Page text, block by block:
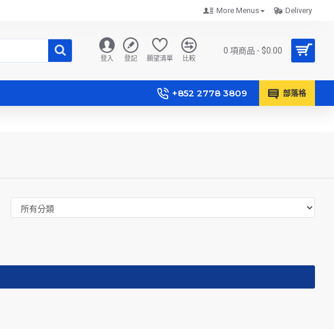
More Menus Delivery
登入 登記 願望清單 比較
0 項商品 - $0.00
+852 2778 3809 部落格